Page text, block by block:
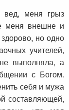
меня грыз
меня внешне и
но одно
учителей,
выполняла, а
с Богом.
себя и мужа
составляющей,